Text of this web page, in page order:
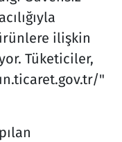
ilişkin
Tüketiciler,
"